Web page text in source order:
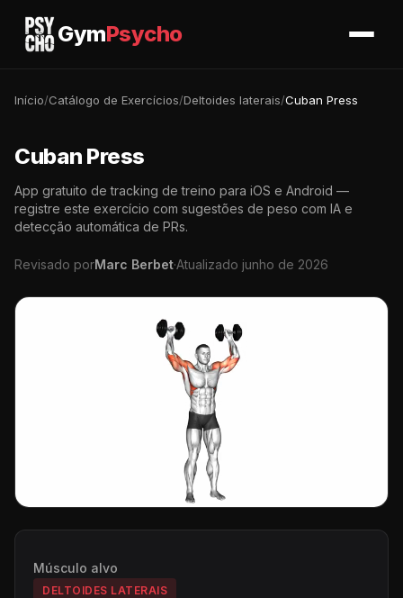
GymPsycho
Início/Catálogo de Exercícios/Deltoides laterais/Cuban Press
Cuban Press
App gratuito de tracking de treino para iOS e Android —
registre este exercício com sugestões de peso com IA e
detecção automática de PRs.
Revisado porMarc Berbet·Atualizado junho de 2026
Músculo alvo
DELTOIDES LATERAIS